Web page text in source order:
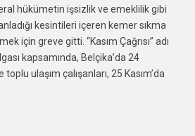
hükümetin işsizlik ve emeklilik gibi
kesintileri içeren kemer sıkma
için greve gitti. “Kasım Çağrısı” adı
kapsamında, Belçika’da 24
toplu ulaşım çalışanları, 25 Kasım’da